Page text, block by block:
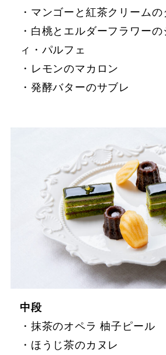
・マンゴーと紅茶クリームの
・白桃とエルダーフラワー
ィ・パルフェ
・レモンのマカロン
・発酵バターのサブレ
中段
・抹茶のオペラ 柚子ピール
・ほうじ茶のカヌレ